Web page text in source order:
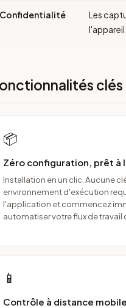
Confidentialité
Les
clés
📦
Zéro configuration, prêt à
Installation en un clic. Aucune
environnement d'exécution
l'application et commencez
automatiser votre flux de travail
📱
Contrôle à distance mobile